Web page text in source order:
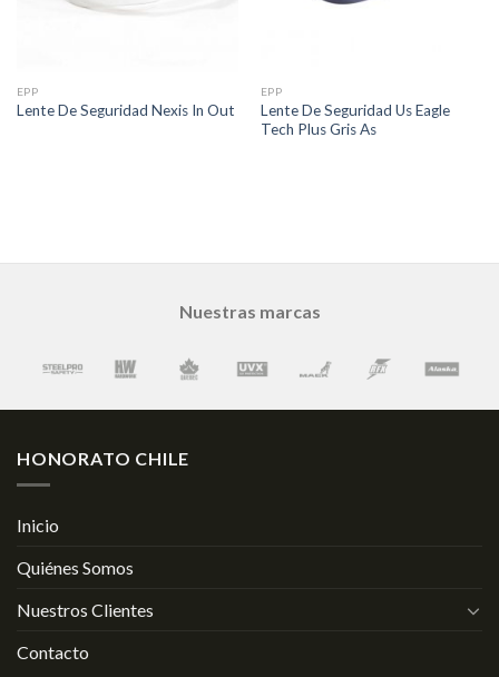
EPP
Lente De Seguridad Nexis In Out
EPP
Lente De Seguridad Us Eagle
Tech Plus Gris As
Nuestras marcas
HONORATO CHILE
Inicio
Quiénes Somos
Nuestros Clientes
Contacto